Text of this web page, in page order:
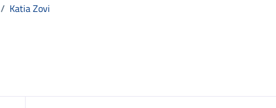
/ Katia Zovi